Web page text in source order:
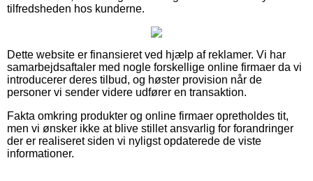
tilfredsheden hos kunderne.
Dette website er finansieret ved hjælp af reklamer. Vi har
samarbejdsaftaler med nogle forskellige online firmaer da vi
introducerer deres tilbud, og høster provision når de
personer vi sender videre udfører en transaktion.
Fakta omkring produkter og online firmaer opretholdes tit,
men vi ønsker ikke at blive stillet ansvarlig for forandringer
der er realiseret siden vi nyligst opdaterede de viste
informationer.